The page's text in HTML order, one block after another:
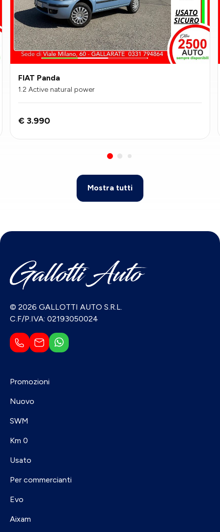
FIAT Panda
1.2 Active natural power
€ 3.990
Mostra tutti
© 2026 GALLOTTI AUTO S.R.L.
C.F/P.IVA: 02193050024
Promozioni
Nuovo
SWM
Km 0
Usato
Per commercianti
Evo
Aixam